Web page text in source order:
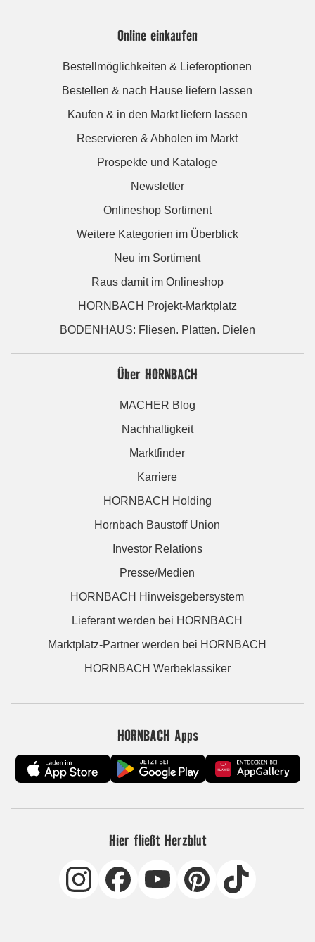
Online einkaufen
Bestellmöglichkeiten & Lieferoptionen
Bestellen & nach Hause liefern lassen
Kaufen & in den Markt liefern lassen
Reservieren & Abholen im Markt
Prospekte und Kataloge
Newsletter
Onlineshop Sortiment
Weitere Kategorien im Überblick
Neu im Sortiment
Raus damit im Onlineshop
HORNBACH Projekt-Marktplatz
BODENHAUS: Fliesen. Platten. Dielen
Über HORNBACH
MACHER Blog
Nachhaltigkeit
Marktfinder
Karriere
HORNBACH Holding
Hornbach Baustoff Union
Investor Relations
Presse/Medien
HORNBACH Hinweisgebersystem
Lieferant werden bei HORNBACH
Marktplatz-Partner werden bei HORNBACH
HORNBACH Werbeklassiker
HORNBACH Apps
Hier fließt Herzblut